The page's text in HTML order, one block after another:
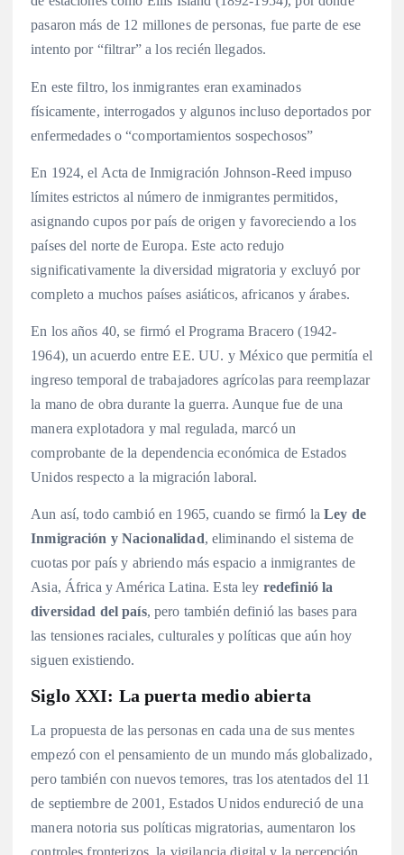
pasaron más de 12 millones de personas, fue parte de ese
intento por “filtrar” a los recién llegados.
En este filtro, los inmigrantes eran examinados
físicamente, interrogados y algunos incluso deportados por
enfermedades o “comportamientos sospechosos”
En 1924, el Acta de Inmigración Johnson-Reed impuso
límites estrictos al número de inmigrantes permitidos,
asignando cupos por país de origen y favoreciendo a los
países del norte de Europa. Este acto redujo
significativamente la diversidad migratoria y excluyó por
completo a muchos países asiáticos, africanos y árabes.
En los años 40, se firmó el Programa Bracero (1942-
1964), un acuerdo entre EE. UU. y México que permitía el
ingreso temporal de trabajadores agrícolas para reemplazar
la mano de obra durante la guerra. Aunque fue de una
manera explotadora y mal regulada, marcó un
comprobante de la dependencia económica de Estados
Unidos respecto a la migración laboral.
Aun así, todo cambió en 1965, cuando se firmó la Ley de
Inmigración y Nacionalidad, eliminando el sistema de
cuotas por país y abriendo más espacio a inmigrantes de
Asia, África y América Latina. Esta ley redefinió la
diversidad del país, pero también definió las bases para
las tensiones raciales, culturales y políticas que aún hoy
siguen existiendo.
Siglo XXI: La puerta medio abierta
La propuesta de las personas en cada una de sus mentes
empezó con el pensamiento de un mundo más globalizado,
pero también con nuevos temores, tras los atentados del 11
de septiembre de 2001, Estados Unidos endureció de una
manera notoria sus políticas migratorias, aumentaron los